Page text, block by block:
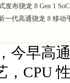
布骁龙 8 Gen 1
一代高通骁龙 8 移
今早高
CPU